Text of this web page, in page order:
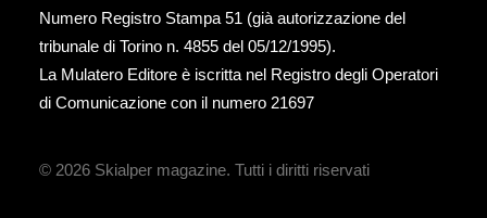
Numero Registro Stampa 51 (già autorizzazione del
tribunale di Torino n. 4855 del 05/12/1995).
La Mulatero Editore è iscritta nel Registro degli Operatori
di Comunicazione con il numero 21697
© 2026 Skialper magazine. Tutti i diritti riservati